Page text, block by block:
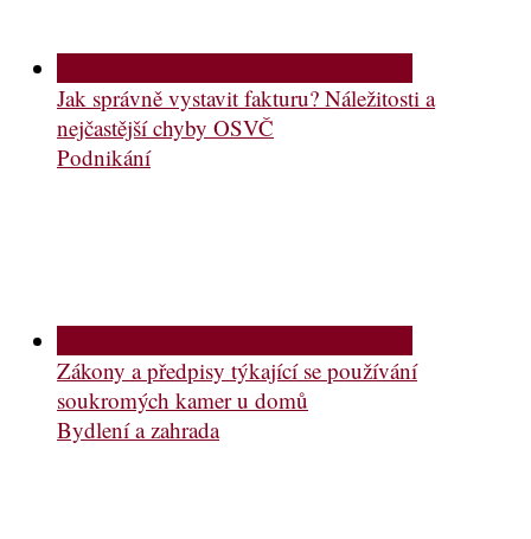
Jak správně vystavit fakturu? Náležitosti a
nejčastější chyby OSVČ
Podnikání
Zákony a předpisy týkající se používání
soukromých kamer u domů
Bydlení a zahrada